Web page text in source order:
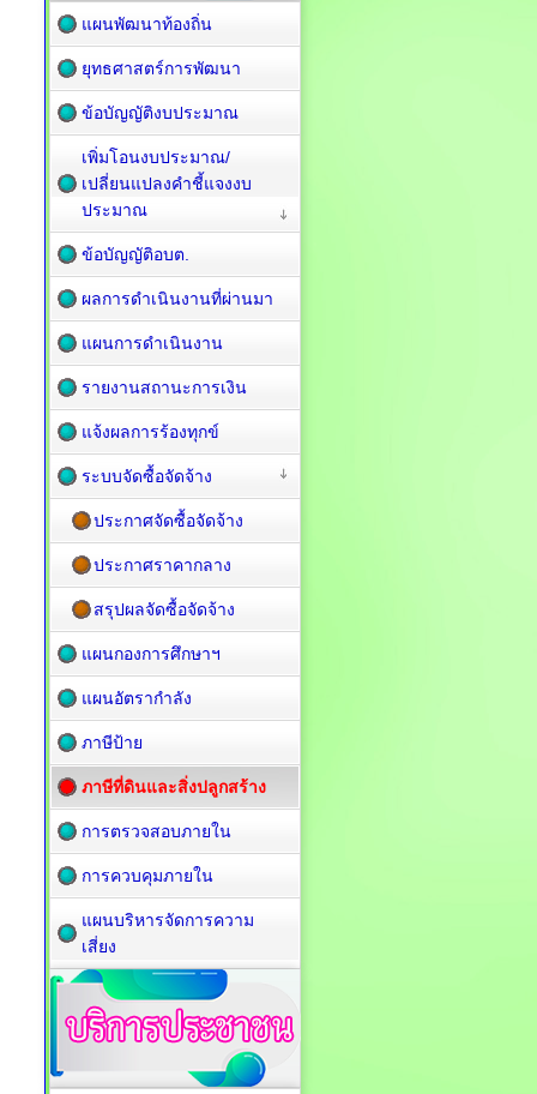
แผนพัฒนาท้องถิ่น
ยุทธศาสตร์การพัฒนา
ข้อบัญญัติงบประมาณ
เพิ่มโอนงบประมาณ/
เปลี่ยนแปลงคำชี้แจงงบ
ประมาณ
ข้อบัญญัติอบต.
ผลการดำเนินงานที่ผ่านมา
แผนการดำเนินงาน
รายงานสถานะการเงิน
แจ้งผลการร้องทุกข์
ระบบจัดซื้อจัดจ้าง
ประกาศจัดซื้อจัดจ้าง
ประกาศราคากลาง
สรุปผลจัดซื้อจัดจ้าง
แผนกองการศึกษาฯ
แผนอัตรากำลัง
ภาษีป้าย
ภาษีที่ดินและสิ่งปลูกสร้าง
การตรวจสอบภายใน
การควบคุมภายใน
แผนบริหารจัดการความ
เสี่ยง